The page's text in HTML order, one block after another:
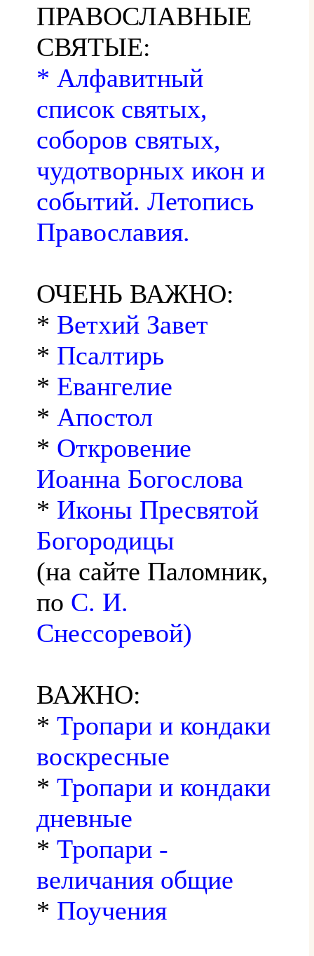
ПРАВОСЛАВНЫЕ
СВЯТЫЕ:
* Алфавитный
список святых,
соборов святых,
чудотворных икон и
событий. Летопись
Православия.
ОЧЕНЬ ВАЖНО:
* Ветхий Завет
* Псалтирь
* Евангелие
* Апостол
* Откровение
Иоанна Богослова
* Иконы Пресвятой
Богородицы
(на сайте Паломник,
по С. И.
Снессоревой)
ВАЖНО:
* Тропари и кондаки
воскресные
* Тропари и кондаки
дневные
* Тропари -
величания общие
* Поучения